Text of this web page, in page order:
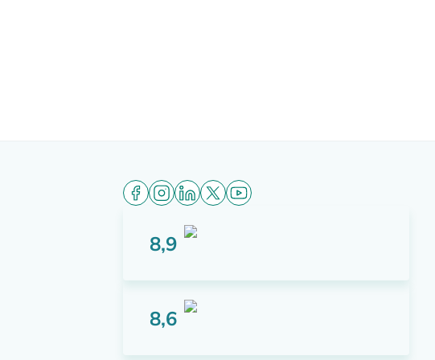
8,9Score: 8,9 van 10 punten
8,6Score: 8,6 van 10 punten